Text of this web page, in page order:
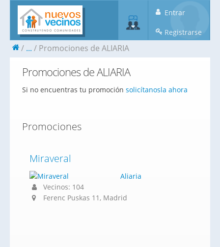
Entrar
Registrarse
... Promociones de ALIARIA
Promociones de ALIARIA
Si no encuentras tu promoción solicítanosla ahora
Promociones
Miraveral
Aliaria
Vecinos: 104
Ferenc Puskas 11, Madrid